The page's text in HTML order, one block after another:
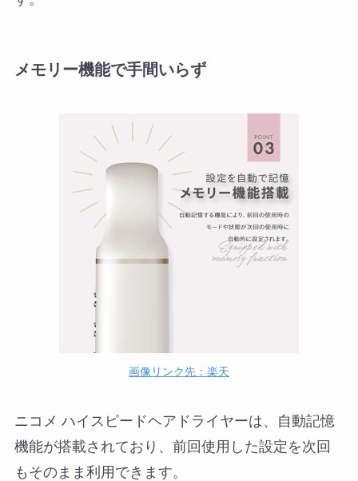
メモリー機能で手間いらず
画像リンク先：楽天
ニコメ ハイスピードヘアドライヤーは、自動記憶
機能が搭載されており、前回使用した設定を次回
もそのまま利用できます。